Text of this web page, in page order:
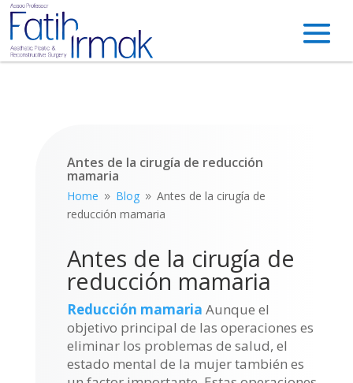
Antes de la cirugía de reducción
mamaria
Home 9 Blog 9 Antes de la cirugía de
reducción mamaria
Antes de la cirugía de
reducción mamaria
Reducción mamaria Aunque el
objetivo principal de las operaciones es
eliminar los problemas de salud, el
estado mental de la mujer también es